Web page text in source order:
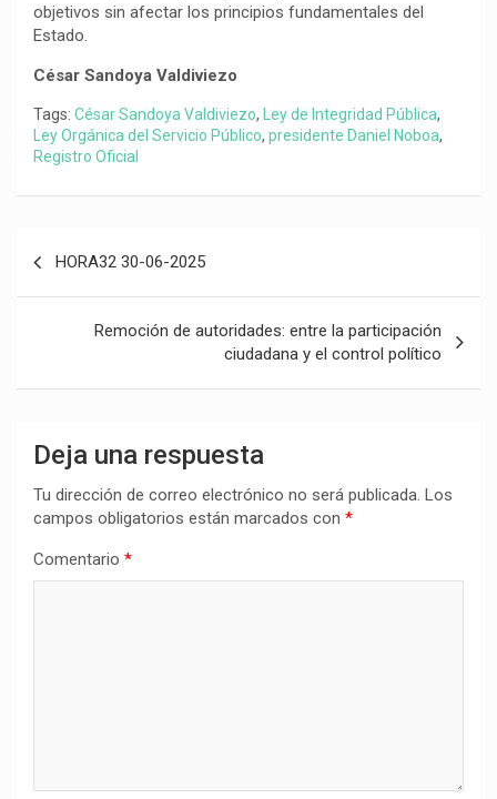
objetivos sin afectar los principios fundamentales del
Estado.
César Sandoya Valdiviezo
Tags: César Sandoya Valdiviezo, Ley de Integridad Pública,
Ley Orgánica del Servicio Público, presidente Daniel Noboa,
Registro Oficial
entradas
HORA32 30-06-2025
Remoción de autoridades: entre la participación
ciudadana y el control político
Deja una respuesta
Tu dirección de correo electrónico no será publicada. Los
campos obligatorios están marcados con *
Comentario *